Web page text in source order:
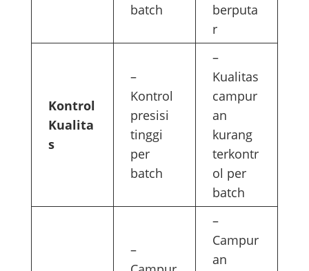
batch
berputa
r
Kontrol
Kualita
s
–
Kontrol
presisi
tinggi
per
batch
–
Kualitas
campur
an
kurang
terkontr
ol per
batch
–
–
Campur
an